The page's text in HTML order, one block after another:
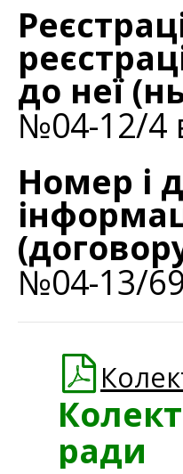
до неї
№04-12/4
Номер і
№04-13/
ради